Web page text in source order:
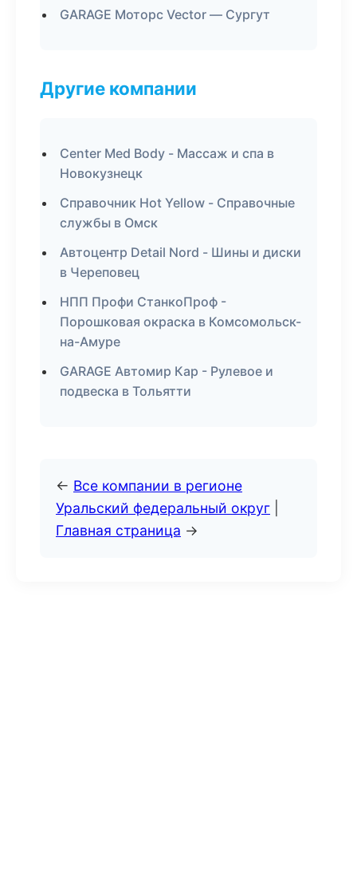
GARAGE Моторс Vector — Сургут
Другие компании
Center Med Body - Массаж и спа в
Новокузнецк
Справочник Hot Yellow - Справочные
службы в Омск
Автоцентр Detail Nord - Шины и диски
в Череповец
НПП Профи СтанкоПроф -
Порошковая окраска в Комсомольск-
на-Амуре
GARAGE Автомир Кар - Рулевое и
подвеска в Тольятти
← Все компании в регионе
Уральский федеральный округ
Главная страница →